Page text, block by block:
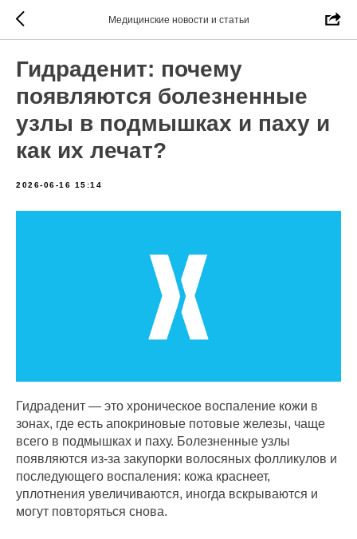
Медицинские новости и статьи
Гидраденит: почему
появляются болезненные
узлы в подмышках и паху и
как их лечат?
2026-06-16 15:14
Гидраденит — это хроническое воспаление кожи в
зонах, где есть апокриновые потовые железы, чаще
всего в подмышках и паху. Болезненные узлы
появляются из-за закупорки волосяных фолликулов и
последующего воспаления: кожа краснеет,
уплотнения увеличиваются, иногда вскрываются и
могут повторяться снова.